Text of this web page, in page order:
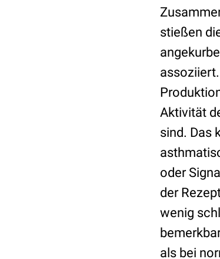
stießen
Aktivität
sind. Das
oder
der
wenig
als bei